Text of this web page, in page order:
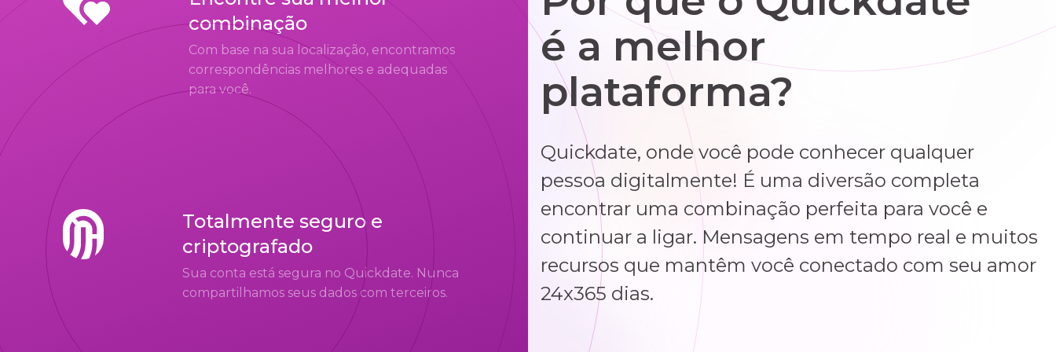
combinação
Com base na sua localização, encontramos
correspondências melhores e adequadas
para você.
Totalmente seguro e
criptografado
Sua conta está segura no Quickdate. Nunca
compartilhamos seus dados com terceiros.
é a melhor
plataforma?
Quickdate, onde você pode conhecer qualquer
pessoa digitalmente! É uma diversão completa
encontrar uma combinação perfeita para você e
continuar a ligar. Mensagens em tempo real e muitos
recursos que mantêm você conectado com seu amor
24x365 dias.